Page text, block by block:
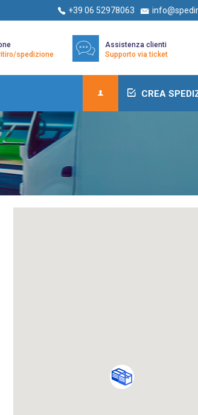
+39 06 52978063
spedizione
Assistenza clienti
Supporto via ticket
CREA